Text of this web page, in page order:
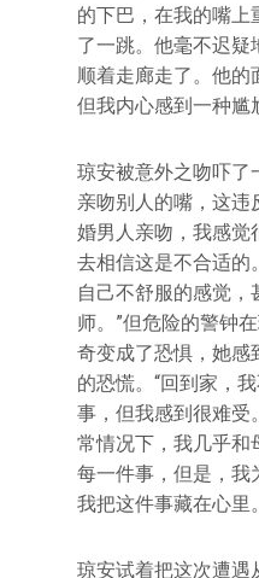
的下巴，在我的嘴上
了一跳。他毫不迟疑
顺着走廊走了。他的
但我内心感到一种尴
琼安被意外之吻吓了
亲吻别人的嘴，这违
婚男人亲吻，我感觉
去相信这是不合适的
自己不舒服的感觉
师。”但危险的警钟
奇变成了恐惧，她感
的恐慌。“回到家，
事，但我感到很难受
常情况下，我几乎和
每一件事，但是，我
我把这件事藏在心里
琼安试着把这次遭遇